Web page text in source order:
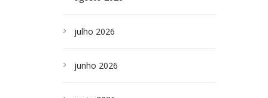
julho 2026
junho 2026